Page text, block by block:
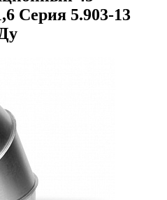
Серия 5.903-13